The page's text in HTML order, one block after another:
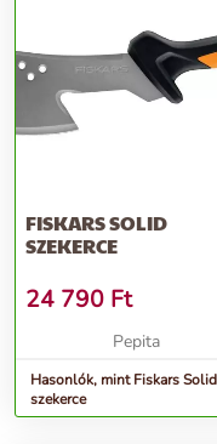
FISKARS SOLID
SZEKERCE
24 790 Ft
Pepita
Hasonlók, mint Fiskars Solid
szekerce